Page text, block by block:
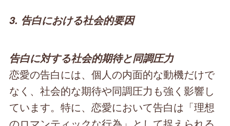
3. 告白における社会的要因
告白に対する社会的期待と同調圧力
恋愛の告白には、個人の内面的な動機だけで
なく、社会的な期待や同調圧力も強く影響し
ています。特に、恋愛において告白は「理想